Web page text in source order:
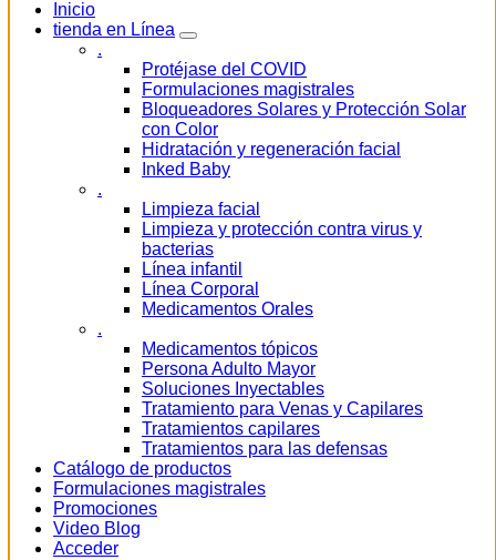
Inicio
tienda en Línea
.
Protéjase del COVID
Formulaciones magistrales
Bloqueadores Solares y Protección Solar
con Color
Hidratación y regeneración facial
Inked Baby
.
Limpieza facial
Limpieza y protección contra virus y
bacterias
Línea infantil
Línea Corporal
Medicamentos Orales
.
Medicamentos tópicos
Persona Adulto Mayor
Soluciones Inyectables
Tratamiento para Venas y Capilares
Tratamientos capilares
Tratamientos para las defensas
Catálogo de productos
Formulaciones magistrales
Promociones
Video Blog
Acceder